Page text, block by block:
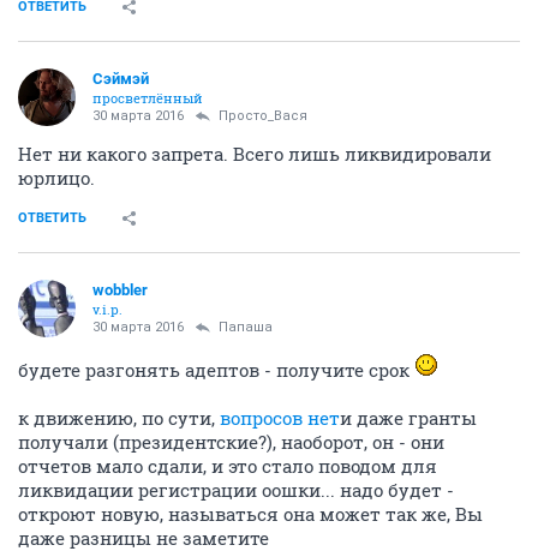
ОТВЕТИТЬ
Сэймэй
просветлённый
30 марта 2016 Просто_Вася
Нет ни какого запрета. Всего лишь ликвидировали
юрлицо.
ОТВЕТИТЬ
wobbler
v.i.p.
30 марта 2016 Папаша
будете разгонять адептов - получите срок
к движению, по сути, вопросов нети даже гранты
получали (президентские?), наоборот, он - они
отчетов мало сдали, и это стало поводом для
ликвидации регистрации оошки... надо будет -
откроют новую, называться она может так же, Вы
даже разницы не заметите